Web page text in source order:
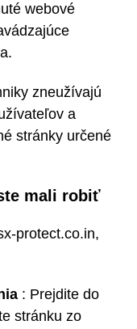
webové
zneužívajú
a
stránky určené
mali robiť
protect.co.in,
: Prejdite do
stránku zo